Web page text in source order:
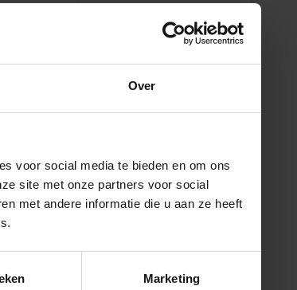
Over
voor social media te bieden en om ons
site met onze partners voor social
met andere informatie die u aan ze heeft
Marketing
Het ontwerp is van Paul de Ruiter
Architects, bekend om hun focus op
duurzaamheid en innovatie.